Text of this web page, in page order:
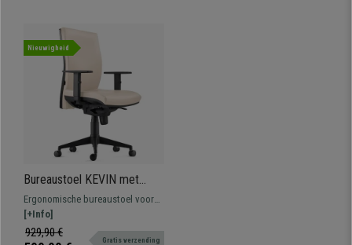
Nieuwigheid
Bureaustoel KEVIN met
Lendensteun, Lederen
Bekleding, Beige
Ergonomische bureaustoel voor
professioneel gebruik. Met
verstelbare rugleuning,
[+Info]
929,90 €
Gratis verzending